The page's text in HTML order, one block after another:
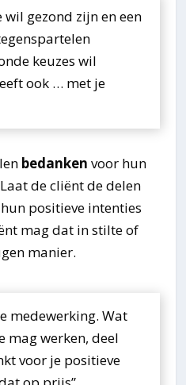
wil gezond zijn en een
keuzes wil
ook … met je
bedanken voor hun
de cliënt de delen
positieve intenties
mag dat in stilte of
manier.
medewerking. Wat
mag werken, deel
voor je positieve